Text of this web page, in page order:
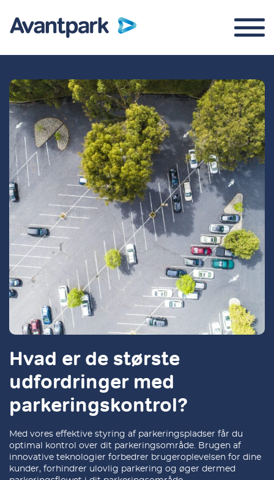
Hvad er de største
udfordringer med
parkeringskontrol?
Med vores effektive styring af parkeringspladser får du
optimal kontrol over dit parkeringsområde. Brugen af
innovative teknologier forbedrer brugeroplevelsen for dine
kunder, forhindrer ulovlig parkering og øger dermed
Parkeringskontrol
Om os
Kontakt
Login